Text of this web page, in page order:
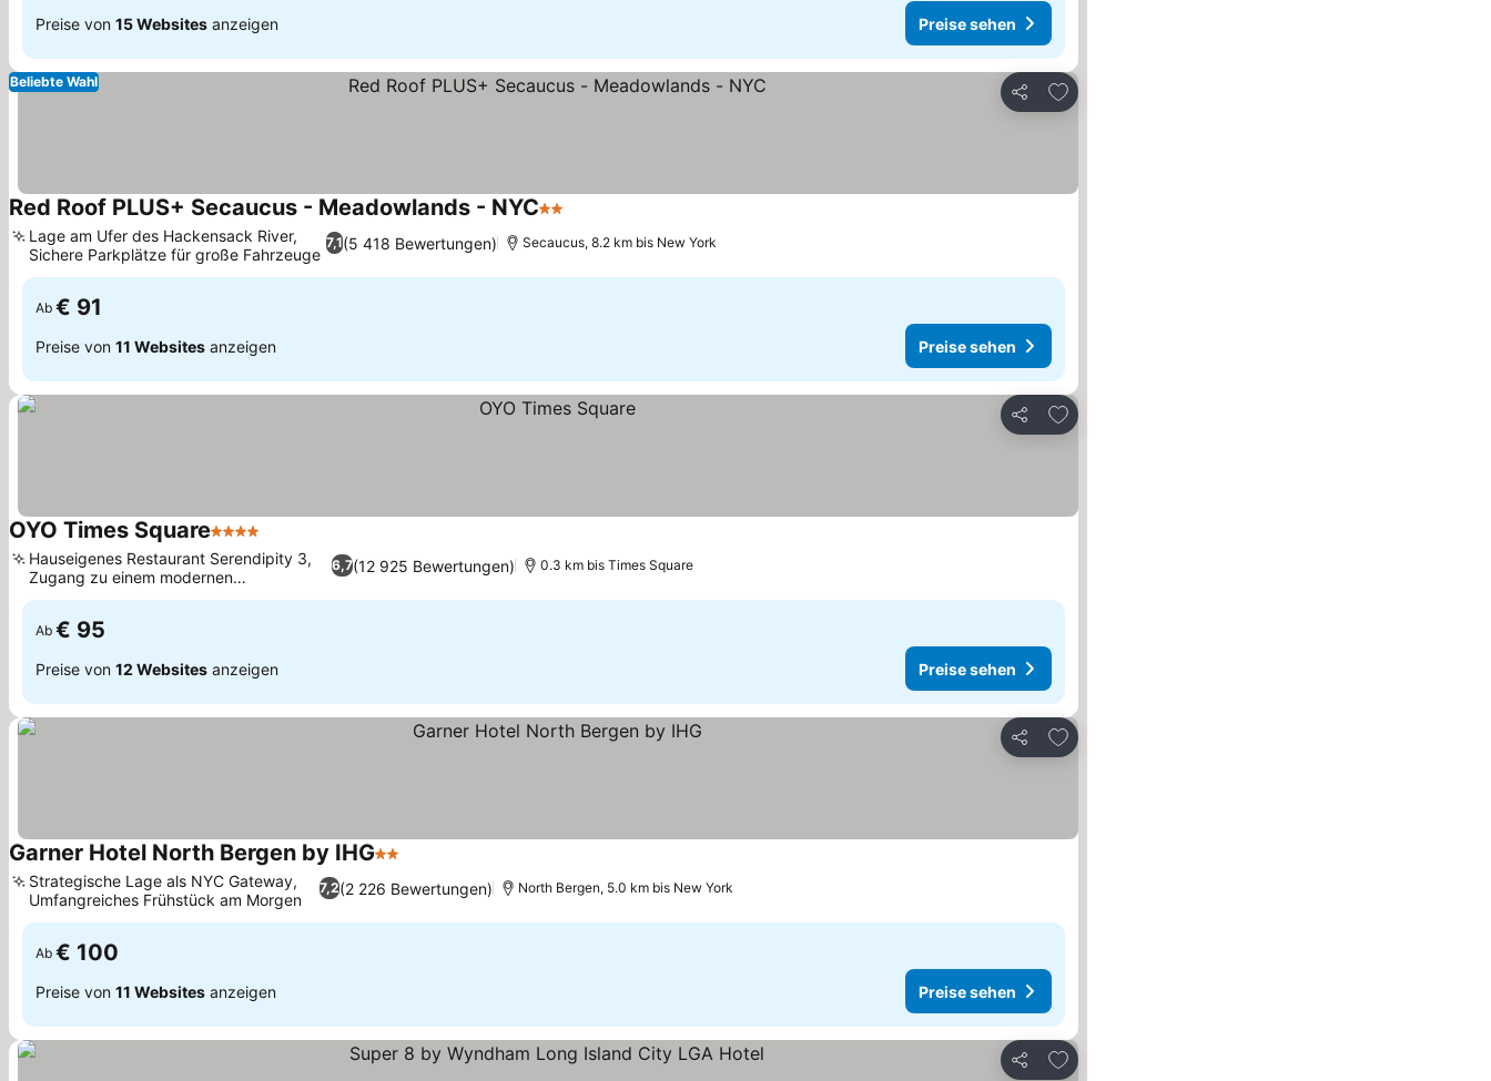
Preise von 15 Websites anzeigen Preise sehen
Teilen
Zu Favoriten hinzufügen
Beliebte Wahl
Red Roof PLUS+ Secaucus - Meadowlands - NYC2 Sterne
7,1(5 418 Bewertungen)
Lage am Ufer des Hackensack River,
Sichere Parkplätze für große Fahrzeuge
Secaucus, 8.2 km bis New York
Ab € 91
Preise von 11 Websites anzeigen Preise sehen
Teilen
Zu Favoriten hinzufügen
OYO Times Square4 Sterne
6,7(12 925 Bewertungen)
Hauseigenes Restaurant Serendipity 3,
Zugang zu einem modernen
Fitnessstudio
0.3 km bis Times Square
Ab € 95
Preise von 12 Websites anzeigen Preise sehen
Teilen
Zu Favoriten hinzufügen
Garner Hotel North Bergen by IHG2 Sterne
7,2(2 226 Bewertungen)
Strategische Lage als NYC Gateway,
Umfangreiches Frühstück am Morgen
North Bergen, 5.0 km bis New York
Ab € 100
Preise von 11 Websites anzeigen Preise sehen
Teilen
Zu Favoriten hinzufügen